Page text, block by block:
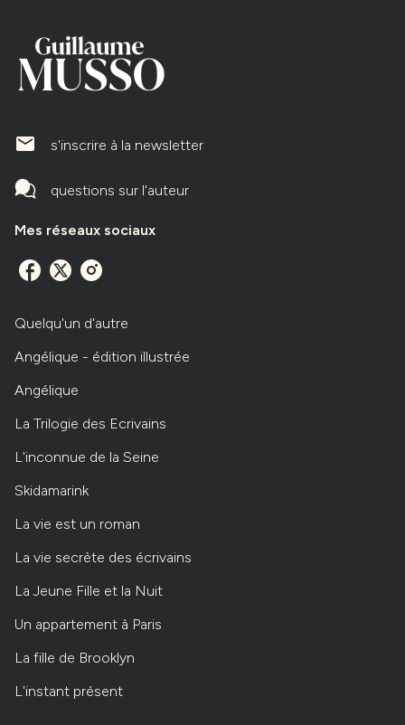
mailIcone
s'inscrire à la newsletter
questions sur l'auteur
Mes réseaux sociaux
Quelqu'un d'autre
Angélique - édition illustrée
Angélique
La Trilogie des Ecrivains
L'inconnue de la Seine
Skidamarink
La vie est un roman
La vie secrète des écrivains
La Jeune Fille et la Nuit
Un appartement à Paris
La fille de Brooklyn
L'instant présent